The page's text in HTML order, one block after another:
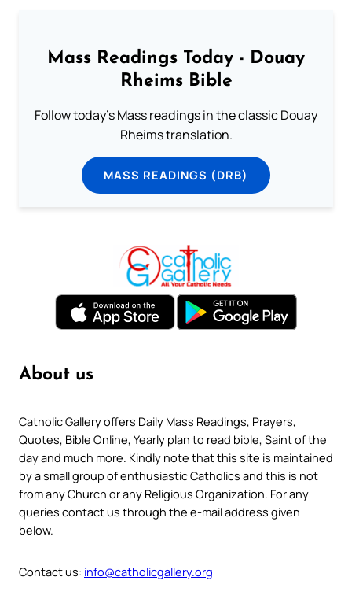
Mass Readings Today - Douay
Rheims Bible
Follow today's Mass readings in the classic Douay
Rheims translation.
MASS READINGS (DRB)
About us
Catholic Gallery offers Daily Mass Readings, Prayers,
Quotes, Bible Online, Yearly plan to read bible, Saint of the
day and much more. Kindly note that this site is maintained
by a small group of enthusiastic Catholics and this is not
from any Church or any Religious Organization. For any
queries contact us through the e-mail address given
below.
Contact us: info@catholicgallery.org